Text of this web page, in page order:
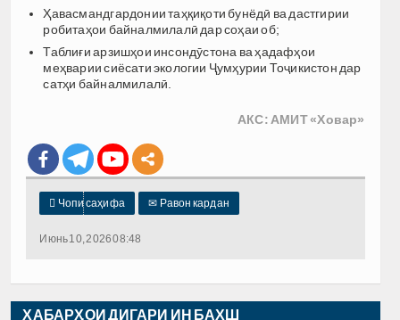
Ҳавасмандгардонии таҳқиқоти бунёдӣ ва дастгирии
робитаҳои байналмилалӣ дар соҳаи об;
Таблиғи арзишҳои инсондӯстона ва ҳадафҳои
меҳварии сиёсати экологии Ҷумҳурии Тоҷикистон дар
сатҳи байналмилалӣ.
АКС: АМИТ «Ховар»
 Чопи саҳифа ✉ Равон кардан
Июнь 10, 2026 08:48
ХАБАРҲОИ ДИГАРИ ИН БАХШ